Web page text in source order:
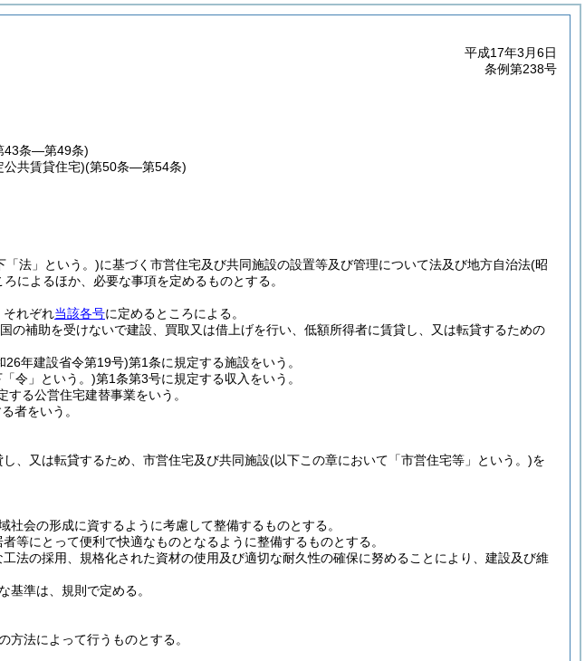
平成17年3月6日
条例第238号
43条―第49条)
公共賃貸住宅)(第50条―第54条)
「法」という。)に基づく市営住宅及び共同施設の設置等及び管理について法及び地方自治法(昭
によるほか、必要な事項を定めるものとする。
それぞれ当該各号に定めるところによる。
補助を受けないで建設、買取又は借上げを行い、低額所得者に賃貸し、又は転貸するための
26年建設省令第19号)第1条に規定する施設をいう。
令」という。)第1条第3号に規定する収入をいう。
る公営住宅建替事業をいう。
者をいう。
、又は転貸するため、市営住宅及び共同施設(以下この章において「市営住宅等」という。)を
会の形成に資するように考慮して整備するものとする。
等にとって便利で快適なものとなるように整備するものとする。
法の採用、規格化された資材の使用及び適切な耐久性の確保に努めることにより、建設及び維
基準は、規則で定める。
法によって行うものとする。